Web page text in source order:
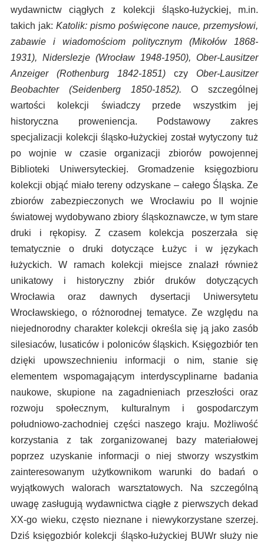
wydawnictw ciągłych z kolekcji śląsko-łużyckiej, m.in.
takich jak: Katolik: pismo poświęcone nauce, przemysłowi,
zabawie i wiadomościom politycznym (Mikołów 1868-
1931), Niderslezje (Wrocław 1948-1950), Ober-Lausitzer
Anzeiger (Rothenburg 1842-1851) czy Ober-Lausitzer
Beobachter (Seidenberg 1850-1852). O szczególnej
wartości kolekcji świadczy przede wszystkim jej
historyczna proweniencja. Podstawowy zakres
specjalizacji kolekcji śląsko-łużyckiej został wytyczony tuż
po wojnie w czasie organizacji zbiorów powojennej
Biblioteki Uniwersyteckiej. Gromadzenie księgozbioru
kolekcji objąć miało tereny odzyskane – całego Śląska. Ze
zbiorów zabezpieczonych we Wrocławiu po II wojnie
światowej wydobywano zbiory śląskoznawcze, w tym stare
druki i rękopisy. Z czasem kolekcja poszerzała się
tematycznie o druki dotyczące Łużyc i w językach
łużyckich. W ramach kolekcji miejsce znalazł również
unikatowy i historyczny zbiór druków dotyczących
Wrocławia oraz dawnych dysertacji Uniwersytetu
Wrocławskiego, o różnorodnej tematyce. Ze względu na
niejednorodny charakter kolekcji określa się ją jako zasób
silesiaców, lusaticów i poloniców śląskich. Księgozbiór ten
dzięki upowszechnieniu informacji o nim, stanie się
elementem wspomagającym interdyscyplinarne badania
naukowe, skupione na zagadnieniach przeszłości oraz
rozwoju społecznym, kulturalnym i gospodarczym
południowo-zachodniej części naszego kraju. Możliwość
korzystania z tak zorganizowanej bazy materiałowej
poprzez uzyskanie informacji o niej stworzy wszystkim
zainteresowanym użytkownikom warunki do badań o
wyjątkowych walorach warsztatowych. Na szczególną
uwagę zasługują wydawnictwa ciągłe z pierwszych dekad
XX-go wieku, często nieznane i niewykorzystane szerzej.
Dziś księgozbiór kolekcji śląsko-łużyckiej BUWr służy nie